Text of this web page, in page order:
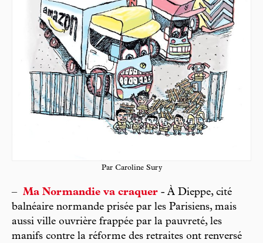
Par Caroline Sury
– Ma Normandie va craquer - À Dieppe, cité
balnéaire normande prisée par les Parisiens, mais
aussi ville ouvrière frappée par la pauvreté, les
manifs contre la réforme des retraites ont renversé